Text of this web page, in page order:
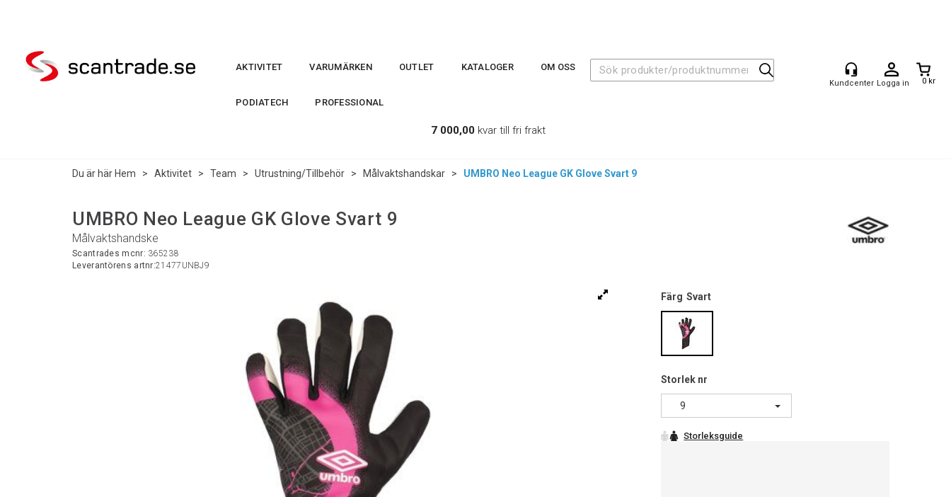
Logga in 0 kr
AKTIVITET VARUMÄRKEN OUTLET KATALOGER OM OSS
PODIATECH PROFESSIONAL
7 000,00 kvar till fri frakt
Du är här Hem > Aktivitet > Team > Utrustning/Tillbehör > Målvaktshandskar > UMBRO Neo League GK Glove Svart 9
UMBRO Neo League GK Glove Svart 9
Målvaktshandske
Scantrades mcnr: 365238
Leverantörens artnr:21477UNBJ9
Färg Svart
Storlek nr
9